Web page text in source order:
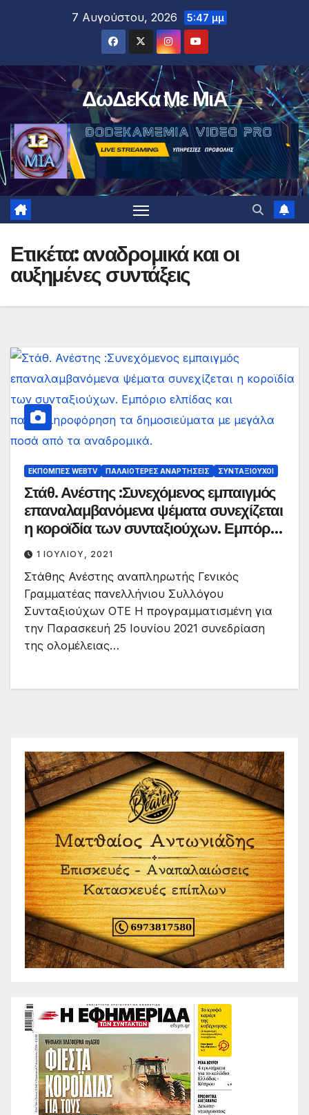
7 Αυγούστου, 2026 5:47 μμ
ΔωΔεΚα Με ΜιΑ
Ετικέτα:αναδρομικά και οι
αυξημένες συντάξεις
ΕΚΠΟΜΠΈΣ WEBTV ΠΑΛΑΙΟΤΕΡΕΣ ΑΝΑΡΤΗΣΕΙΣ ΣΥΝΤΑΞΙΟΎΧΟΙ
Στάθ. Ανέστης :Συνεχόμενος εμπαιγμός
επαναλαμβανόμενα ψέματα συνεχίζεται
η κοροϊδία των συνταξιούχων. Εμπόριο
ελπίδας και παραπληροφόρηση τα
δημοσιεύματα με μεγάλα ποσά από τα
αναδρομικά.
1 ΙΟΥΛΊΟΥ, 2021
Στάθης Ανέστης αναπληρωτής Γενικός
Γραμματέας πανελλήνιου Συλλόγου
Συνταξιούχων ΟΤΕ Η προγραμματισμένη για
την Παρασκευή 25 Ιουνίου 2021 συνεδρίαση
της ολομέλειας…